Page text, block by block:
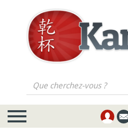
Que cherchez-vous ?